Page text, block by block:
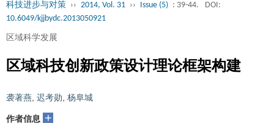
科技进步与对策 ›› 2014, Vol. 31 ›› Issue (5) : 39-44.
DOI:
10.6049/kjjbydc.2013050921
区域科学发展
区域科技创新政策设计理论框架构建
袭著燕 迟考勋 杨阜城
作者信息 +